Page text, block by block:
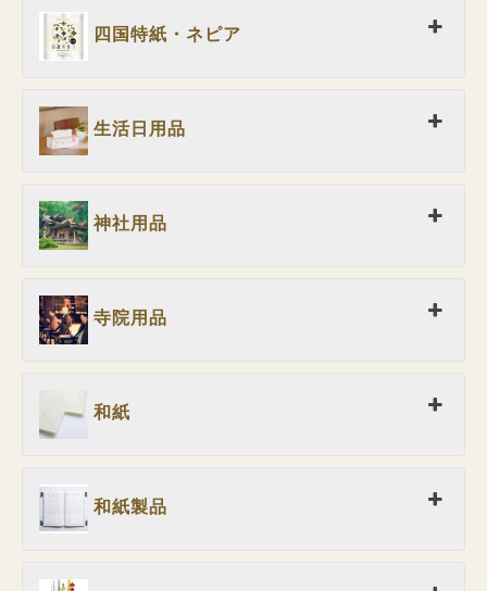
四国特紙・ネピア
生活日用品
神社用品
寺院用品
和紙
和紙製品